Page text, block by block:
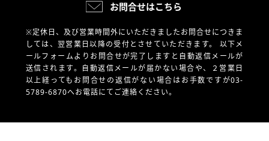
お問合せはこちら
※定休日、及び営業時間外にいただきましたお問合せにつきま
しては、翌営業日以降の受付とさせていただきます。 以下メ
ールフォームよりお問合せが完了しますと自動返信メールが
送信されます。自動返信メールが届かない場合や、
２営業日
以上経ってもお問合せの返信がない場合はお手数ですが03-
5789-6870へお電話にてご連絡ください。